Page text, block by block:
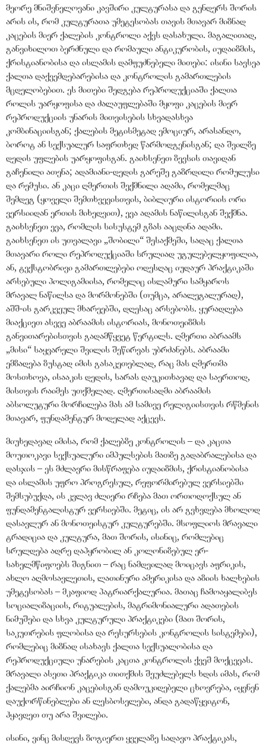
მეორე მნიშვნელოვანი კავშირი კულტურასა და გენდერს შორის
არის ის, რომ კულტურათა უმეტესობას თავის მთავარ მიზნად
კაცების მიერ ქალების კონტროლი აქვს დასახული. მაგალითად,
განვიხილოთ ბერძნული და რომაული ანტიკურობის, იუდაიზმის,
ქრისტიანობისა და ისლამის დამფუძნებელი მითები: ისინი სავსეა
ქალთა დაქვემდებარებისა და კონტროლის გამართლების
მცდელობებით. ეს მითები შედგება რეპროდუქციაში ქალთა
როლის უარყოფისა და ძალაუფლებაში მყოფი კაცების მიერ
რეპროდუქციის უნარის მითვისების სხვადასხვა
კომბინაციისგან; ქალების მეტისმეტად ემოციურ, არასანდო,
ბოროტ ან სექსუალურ საფრთხედ წარმოდგენისგან; და შვილზე
დედის უფლების უარყოფისგან. გაიხსენეთ ზევსის თავიდან
გაჩენილი ათენა; ადამიანი-დედის გარეშე გაზრდილი რომულუსი
და რემუსი. ან კაცი ღმერთის შექმნილი ადამი, რომელმაც
შემდეგ (ყოველი შემთხვევისთვის, ბიბლიური ისტორიის ორი
ვერსიიდან ერთის მიხედვით), ევა ადამის ნაწილისგან შექმნა.
გაიხსენეთ ევა, რომლის სისუსტემ გზას ააცდინა ადამი.
გაიხსენეთ ის უთვალავი „შობილი“ შესაქმეში, სადაც ქალთა
მთავარი როლი რეპროდუქციაში სრულიად უგულებელყოფილია,
ან, ტექსტობრივი გამართლებები ოდესღაც იუდაურ პრაქტიკაში
არსებული პოლიგამიისა, რომელიც ისლამური სამყაროს
მრავალ ნაწილსა და მორმონებში (თუმცა, არალეგალურად),
აშშ-ის გარკვეულ მხარეებში, დღესაც არსებობს. ყურადღება
მიაქციეთ ასევე აბრაამის ისტორიას, მონოთეიზმის
განვითარებისთვის გადამწყვეტ წერტილს. ღმერთი აბრაამს
„მისი“ საყვარელი შვილის შეწირვას უბრძანებს. აბრაამი
ემზადება ზუსტად იმის გასაკეთებლად, რაც მას ღმერთმა
მოსთხოვა, ისააკის დედის, სარას დაუკითხავად და საერთოდ,
მისთვის რაიმეს უთქმელად. ღმერთისადმი აბრაამის
აბსოლუტური მორჩილება მას ამ სამივე რელიგიისთვის რწმენის
მთავარ, ფუნდამენტურ მოდელად აქცევს.
მიუხედავად იმისა, რომ ქალებზე კონტროლის – და კაცთა
მოუთოკავი სექსუალური იმპულსების მათზე გადაბრალებისა და
დასჯის – ეს მძლავრი მისწრაფება იუდაიზმის, ქრისტიანობისა
და ისლამის უფრო პროგრესულ, რეფორმირებულ ვერსიებში
შემსუბუქდა, ის კვლავ ძლიერი რჩება მათ ორთოდოქსულ ან
ფუნდამენტალისტურ ვერსიებში. მეტიც, ის არ გვხვდება მხოლოდ
დასავლურ ან მონოთეისტურ კულტურებში. მსოფლიოს მრავალი
ტრადიცია და კულტურა, მათ შორის, ისინიც, რომლებიც
სრულდება ადრე დაპყრობილ ან კოლონიზებულ ერ-
სახელმწიფოებს შიგნით – რაც ნამდვილად მოიცავს აფრიკის,
ახლო აღმოსავლეთის, ლათინური ამერიკისა და აზიის ხალხების
უმეტესობას – მკაფიოდ პატრიარქალურია. მათაც ჩამოაყალიბეს
სოციალიზაციის, რიტუალების, მატრიმონიალური ადათების
ნიმუშები და სხვა კულტურული პრაქტიკები (მათ შორის,
საკუთრების ფლობისა და რესურსების კონტროლის სისტემები),
რომლებიც მიზნად ისახავს ქალთა სექსუალობისა და
რეპროდუქციული უნარების კაცთა კონტროლის ქვეშ მოქცევას.
მრავალი ასეთი პრაქტიკა თითქმის შეუძლებელს ხდის იმას, რომ
ქალებმა აირჩიონ კაცებისგან დამოუკიდებელი ცხოვრება, იყვნენ
დაუქორწინებლები ან ლესბოსელები, ანდა გადაწყვიტონ,
ჰყავდეთ თუ არა შვილები.
ისინი, ვინც მისდევს ზოგიერთ ყველაზე სადავო პრაქტიკას,